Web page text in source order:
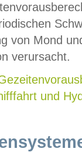
von Mond
verursacht.
und